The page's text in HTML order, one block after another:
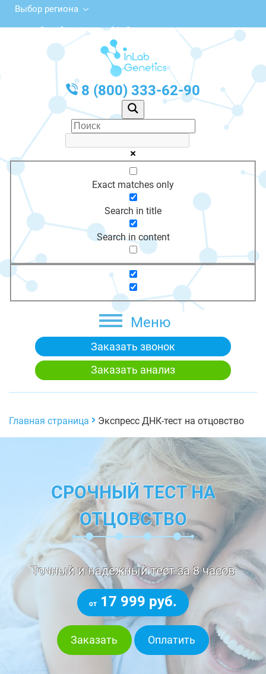
Выбор региона
Октябрьская ул., 9А, Сольвычегодск
с 10:00 до 20:00
График работы: Пн-Пт с 10:00 до 20:00
8 (800) 333-62-90
Exact matches only
Search in title
Search in content
Меню
Заказать звонок
Заказать анализ
Главная страница Экспресс ДНК-тест на отцовство
СРОЧНЫЙ ТЕСТ НА
ОТЦОВСТВО
Точный и надежный тест за 8 часов
от 17 999 руб.
Заказать Оплатить